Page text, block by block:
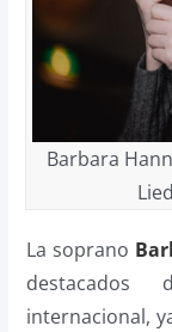
Barbara
La soprano
destacados
internacional,